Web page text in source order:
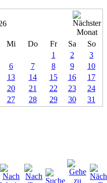
Mi Do Fr Sa
So
1
2
3
6 7 8 9
10
13 14 15 16
17
20 21 22 23
24
27 28 29 30 31